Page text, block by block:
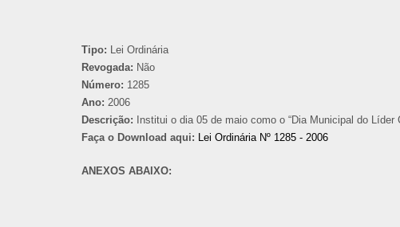
Tipo: Lei Ordinária
Revogada: Não
Número: 1285
Ano: 2006
Descrição: Institui o dia 05 de maio como o “Dia Municipal do Líder
Faça o Download aqui: Lei Ordinária Nº 1285 - 2006
ANEXOS ABAIXO: